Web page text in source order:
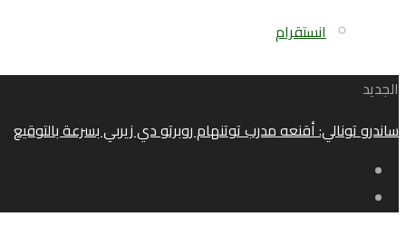
انستقرام
الجديد
ساندرو تونالي: أقنعه مدرب توتنهام روبرتو دي زيربي بسرعة بالتوقيع